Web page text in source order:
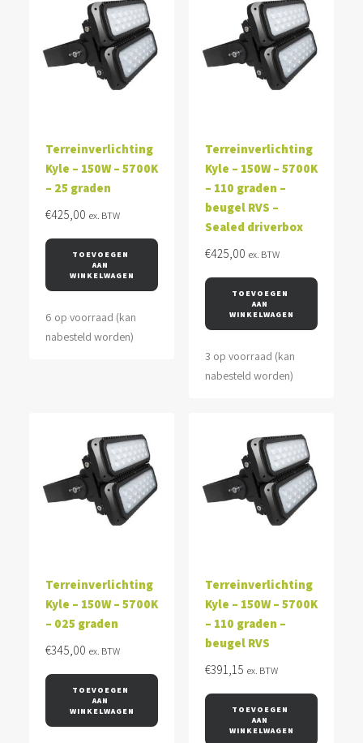
Terreinverlichting
Kyle – 150W – 5700K
– 25 graden
€425,00 ex. BTW
TOEVOEGEN
AAN
WINKELWAGEN
6 op voorraad (kan
nabesteld worden)
Terreinverlichting
Kyle – 150W – 5700K
– 110 graden –
beugel RVS –
Sealed driverbox
€425,00 ex. BTW
TOEVOEGEN
AAN
WINKELWAGEN
3 op voorraad (kan
nabesteld worden)
Terreinverlichting
Kyle – 150W – 5700K
– 025 graden
€345,00 ex. BTW
TOEVOEGEN
AAN
WINKELWAGEN
Terreinverlichting
Kyle – 150W – 5700K
– 110 graden –
beugel RVS
€391,15 ex. BTW
TOEVOEGEN
AAN
WINKELWAGEN